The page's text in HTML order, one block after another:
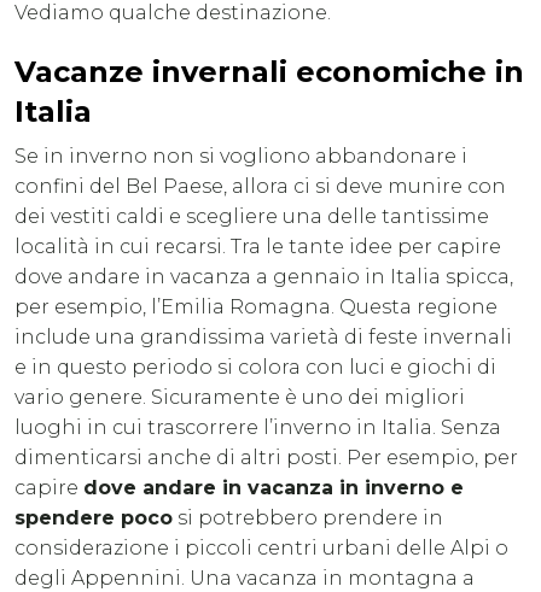
Vediamo qualche destinazione.
Vacanze invernali economiche in
Italia
Se in inverno non si vogliono abbandonare i
confini del Bel Paese, allora ci si deve munire con
dei vestiti caldi e scegliere una delle tantissime
località in cui recarsi. Tra le tante idee per capire
dove andare in vacanza a gennaio in Italia spicca,
per esempio, l’Emilia Romagna. Questa regione
include una grandissima varietà di feste invernali
e in questo periodo si colora con luci e giochi di
vario genere. Sicuramente è uno dei migliori
luoghi in cui trascorrere l’inverno in Italia. Senza
dimenticarsi anche di altri posti. Per esempio, per
capire dove andare in vacanza in inverno e
spendere poco si potrebbero prendere in
considerazione i piccoli centri urbani delle Alpi o
degli Appennini. Una vacanza in montagna a